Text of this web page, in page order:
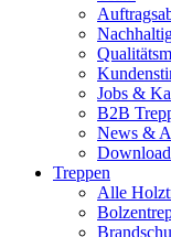
Jobs &
B2B
News &
Treppen
Alle